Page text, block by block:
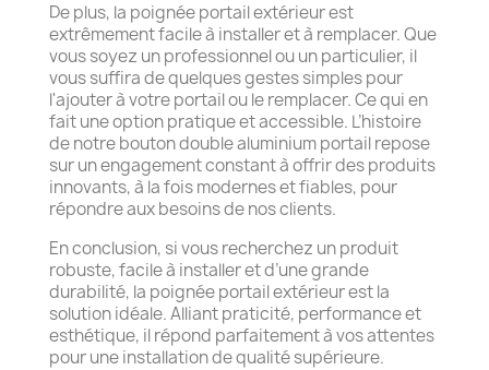
De plus, la poignée portail extérieur est
extrêmement facile à installer et à remplacer. Que
vous soyez un professionnel ou un particulier, il
vous suffira de quelques gestes simples pour
l'ajouter à votre portail ou le remplacer. Ce qui en
fait une option pratique et accessible. L’histoire
de notre bouton double aluminium portail repose
sur un engagement constant à offrir des produits
innovants, à la fois modernes et fiables, pour
répondre aux besoins de nos clients.
En conclusion, si vous recherchez un produit
robuste, facile à installer et d’une grande
durabilité, la poignée portail extérieur est la
solution idéale. Alliant praticité, performance et
esthétique, il répond parfaitement à vos attentes
pour une installation de qualité supérieure.